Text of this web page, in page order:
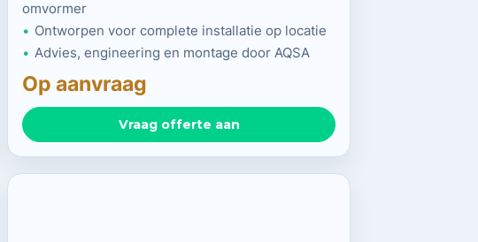
omvormer
Ontworpen voor complete installatie op locatie
Advies, engineering en montage door AQSA
Op aanvraag
Vraag offerte aan